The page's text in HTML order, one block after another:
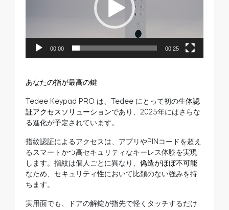
ー
00:00 00:25
あなたの指が最高の鍵
Tedee Keypad PRO は、Tedee にとって初の生体認
証アクセスソリューションであり、2025年にはさらな
る進化が予定されています。
指紋認証によるアクセスは、アプリやPINコードを超え
るスマートかつ高セキュリティなキーレス体験を実現
します。指紋は個人ごとに異なり、 偽造がほぼ不可能
なため、セキュリティ性において比類のない強みを持
ちます。
実用面でも、ドアの解錠が指先で軽くタッチするだけ